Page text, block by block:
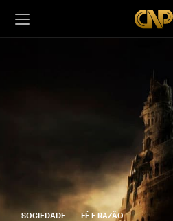
SOCIEDADE FÉ E RAZÃO